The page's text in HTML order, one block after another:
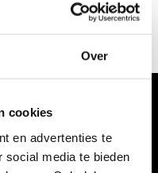
Over
cookies
en advertenties te
social media te bieden